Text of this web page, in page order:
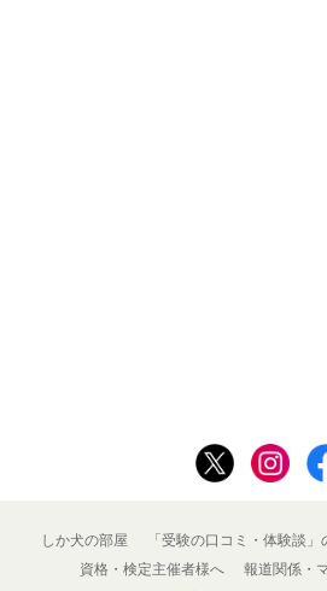
しか犬の部屋 「受験の口コミ・体験談」
資格・検定主催者様へ
報道関係・